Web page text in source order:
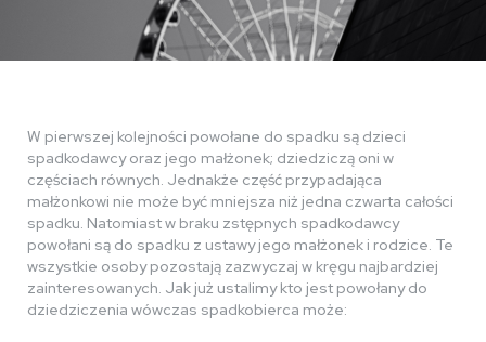
W pierwszej kolejności powołane do spadku są dzieci
spadkodawcy oraz jego małżonek; dziedziczą oni w
częściach równych. Jednakże część przypadająca
małżonkowi nie może być mniejsza niż jedna czwarta całości
spadku. Natomiast w braku zstępnych spadkodawcy
powołani są do spadku z ustawy jego małżonek i rodzice. Te
wszystkie osoby pozostają zazwyczaj w kręgu najbardziej
zainteresowanych. Jak już ustalimy kto jest powołany do
dziedziczenia wówczas spadkobierca może: